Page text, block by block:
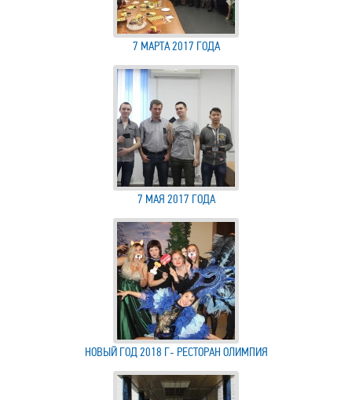
7 МАРТА 2017 ГОДА
7 МАЯ 2017 ГОДА
НОВЫЙ ГОД 2018 Г- РЕСТОРАН ОЛИМПИЯ